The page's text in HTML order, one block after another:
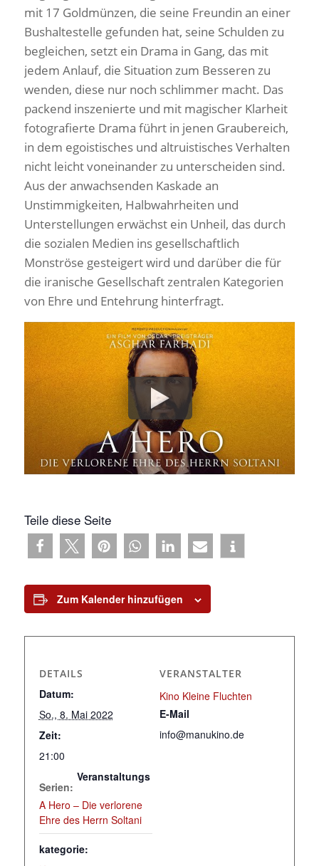
mit 17 Goldmünzen, die seine Freundin an einer
Bushaltestelle gefunden hat, seine Schulden zu
begleichen, setzt ein Drama in Gang, das mit
jedem Anlauf, die Situation zum Besseren zu
wenden, diese nur noch schlimmer macht. Das
packend inszenierte und mit magischer Klarheit
fotografierte Drama führt in jenen Graubereich,
in dem egoistisches und altruistisches Verhalten
nicht leicht voneinander zu unterscheiden sind.
Aus der anwachsenden Kaskade an
Unstimmigkeiten, Halbwahrheiten und
Unterstellungen erwächst ein Unheil, das durch
die sozialen Medien ins gesellschaftlich
Monströse gesteigert wird und darüber die für
die iranische Gesellschaft zentralen Kategorien
von Ehre und Entehrung hinterfragt.
Teile diese Seite
Zum Kalender hinzufügen
DETAILS
Datum:
So., 8. Mai 2022
Zeit:
21:00
Serien:
A Hero – Die verlorene
Ehre des Herrn Soltani
Veranstaltungs
kategorie:
VERANSTALTER
Kino Kleine Fluchten
E-Mail
info@manukino.de